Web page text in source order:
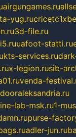
airgungames.ru
yug.ru
3d-file.ru
uafoot-statti.ru
kts-services.ru
x-legion.rusib-
venda-
dooraleksandria.ru
lab-msk.ru1-
purse-
adler-jun.ru